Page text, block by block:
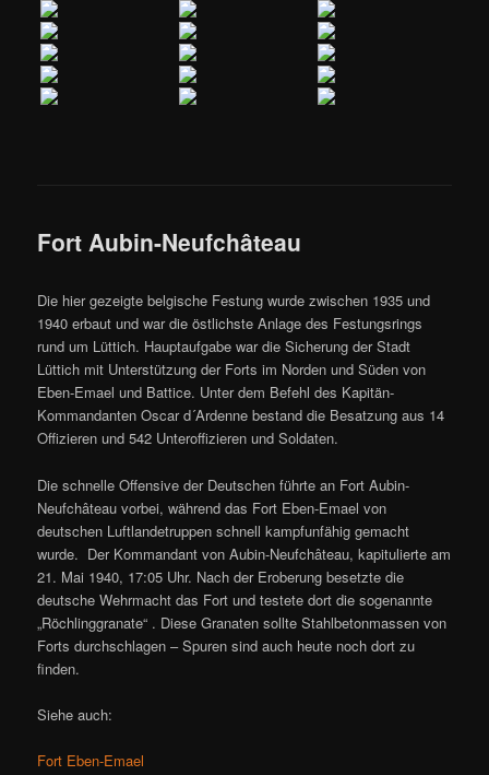
Fort Aubin-Neufchâteau
Die hier gezeigte belgische Festung wurde zwischen 1935 und
1940 erbaut und war die östlichste Anlage des Festungsrings
rund um Lüttich. Hauptaufgabe war die Sicherung der Stadt
Lüttich mit Unterstützung der Forts im Norden und Süden von
Eben-Emael und Battice. Unter dem Befehl des Kapitän-
Kommandanten Oscar d´Ardenne bestand die Besatzung aus 14
Offizieren und 542 Unteroffizieren und Soldaten.
Die schnelle Offensive der Deutschen führte an Fort Aubin-
Neufchâteau vorbei, während das Fort Eben-Emael von
deutschen Luftlandetruppen schnell kampfunfähig gemacht
wurde. Der Kommandant von Aubin-Neufchâteau, kapitulierte am
21. Mai 1940, 17:05 Uhr. Nach der Eroberung besetzte die
deutsche Wehrmacht das Fort und testete dort die sogenannte
„Röchlinggranate“ . Diese Granaten sollte Stahlbetonmassen von
Forts durchschlagen – Spuren sind auch heute noch dort zu
finden.
Siehe auch:
Fort Eben-Emael